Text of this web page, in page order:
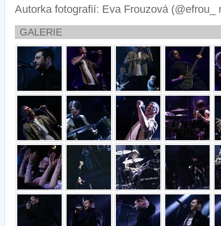
Autorka fotografií: Eva Frouzová
GALERIE